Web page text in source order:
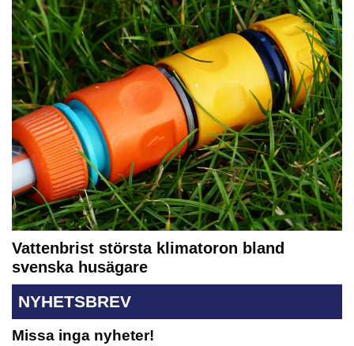
Vattenbrist största klimatoron bland
svenska husägare
NYHETSBREV
Missa inga nyheter!